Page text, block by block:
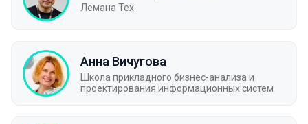
Лемана Тех
Анна Вичугова
Школа прикладного бизнес-анализа и
проектирования информационных систем